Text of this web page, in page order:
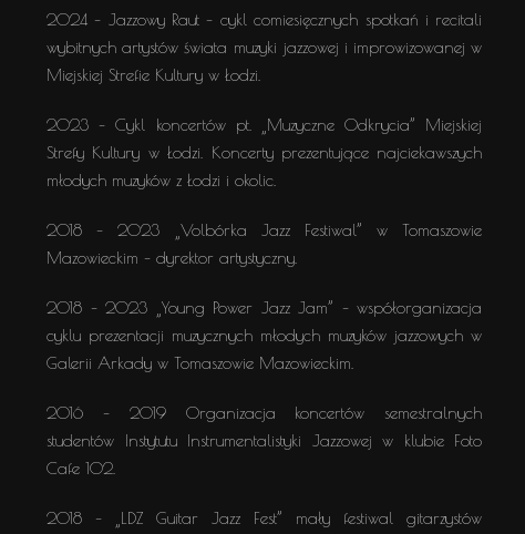
2024 – Jazzowy Raut – cykl comiesięcznych spotkań i recitali
wybitnych artystów świata muzyki jazzowej i improwizowanej w
Miejskiej Strefie Kultury w Łodzi.
2023 – Cykl koncertów pt. „Muzyczne Odkrycia” Miejskiej
Strefy Kultury w Łodzi. Koncerty prezentujące najciekawszych
młodych muzyków z Łodzi i okolic.
2018 – 2023 „Volbórka Jazz Festiwal” w Tomaszowie
Mazowieckim – dyrektor artystyczny.
2018 – 2023 „Young Power Jazz Jam” – współorganizacja
cyklu prezentacji muzycznych młodych muzyków jazzowych w
Galerii Arkady w Tomaszowie Mazowieckim.
2016 – 2019 Organizacja koncertów semestralnych
studentów Instytutu Instrumentalistyki Jazzowej w klubie Foto
Cafe 102.
2018 – „LDZ Guitar Jazz Fest” mały festiwal gitarzystów